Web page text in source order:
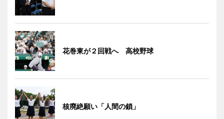
花巻東が２回戦へ 高校野球
核廃絶願い「人間の鎖」